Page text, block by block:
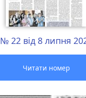
№ 22 від 8 липня
Читати номер